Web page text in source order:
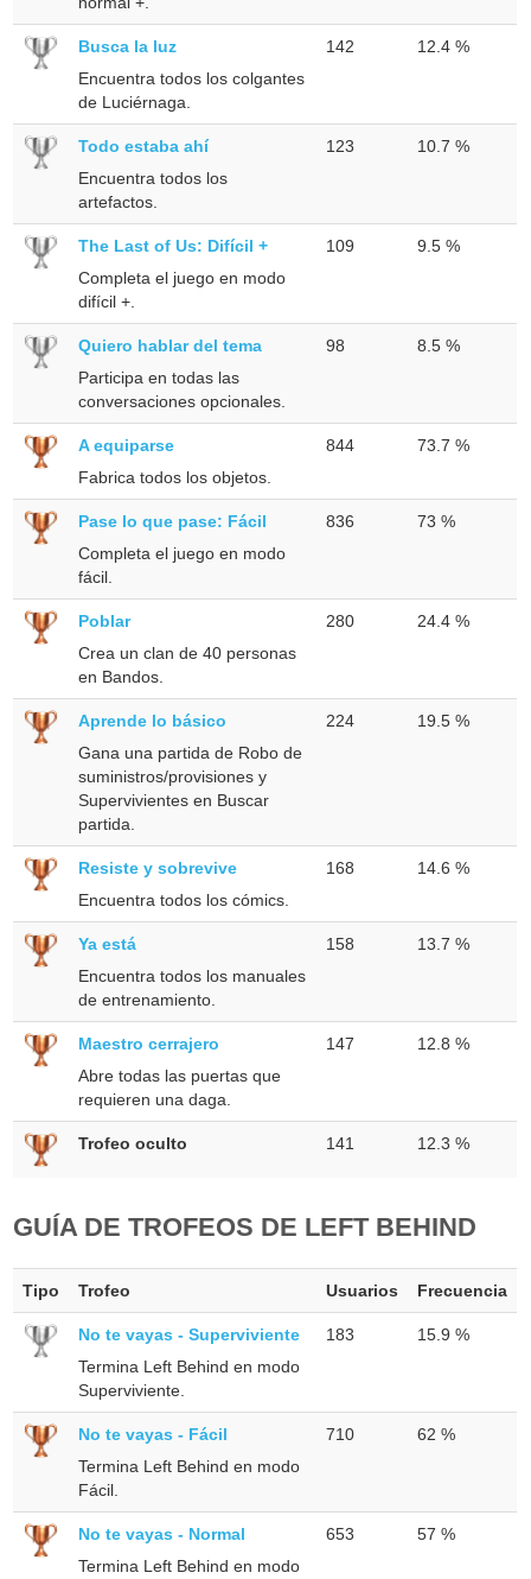
Busca la luz
Encuentra todos los colgantes
de Luciérnaga.
142 12.4 %
Todo estaba ahí
Encuentra todos los
artefactos.
123 10.7 %
The Last of Us: Difícil +
Completa el juego en modo
difícil +.
109 9.5 %
Quiero hablar del tema
Participa en todas las
conversaciones opcionales.
98 8.5 %
A equiparse
Fabrica todos los objetos.
844 73.7 %
Pase lo que pase: Fácil
Completa el juego en modo
fácil.
836 73 %
Poblar
Crea un clan de 40 personas
en Bandos.
280 24.4 %
Aprende lo básico
Gana una partida de Robo de
suministros/provisiones y
Supervivientes en Buscar
partida.
224 19.5 %
Resiste y sobrevive
Encuentra todos los cómics.
168 14.6 %
Ya está
Encuentra todos los manuales
de entrenamiento.
158 13.7 %
Maestro cerrajero
Abre todas las puertas que
requieren una daga.
147 12.8 %
Trofeo oculto 141 12.3 %
GUÍA DE TROFEOS DE LEFT BEHIND
Tipo Trofeo Usuarios Frecuencia
No te vayas - Superviviente
Termina Left Behind en modo
Superviviente.
183 15.9 %
No te vayas - Fácil
Termina Left Behind en modo
Fácil.
710 62 %
No te vayas - Normal
Termina Left Behind en modo
653 57 %